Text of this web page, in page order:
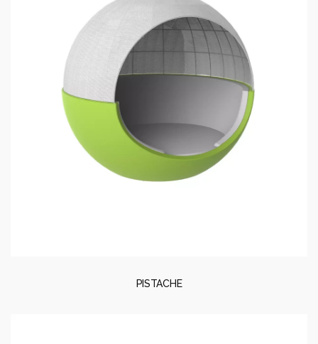
PISTACHE